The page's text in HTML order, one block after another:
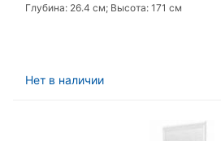
Глубина: 26.4 см; Высота: 171 см
Нет в наличии